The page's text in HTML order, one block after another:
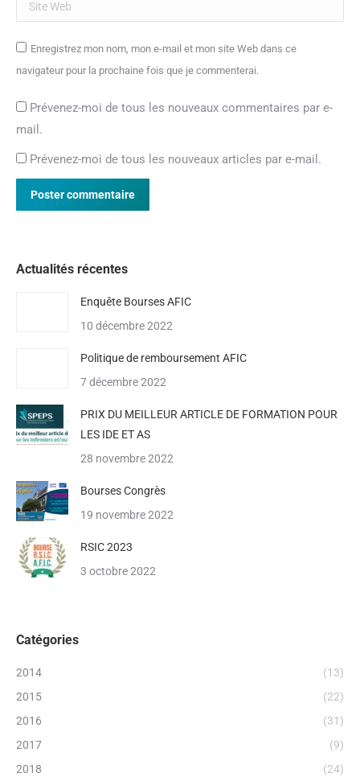
Enregistrez mon nom, mon e-mail et mon site Web dans ce
navigateur pour la prochaine fois que je commenterai.
Prévenez-moi de tous les nouveaux commentaires par e-
mail.
Prévenez-moi de tous les nouveaux articles par e-mail.
Poster commentaire
Actualités récentes
Enquête Bourses AFIC
10 décembre 2022
Politique de remboursement AFIC
7 décembre 2022
PRIX DU MEILLEUR ARTICLE DE FORMATION POUR
LES IDE ET AS
28 novembre 2022
Bourses Congrès
19 novembre 2022
RSIC 2023
3 octobre 2022
Catégories
2014
(13)
2015
(22)
2016
(31)
2017
(9)
2018
(24)